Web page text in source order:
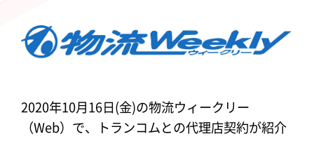
2020年10月16日(金)の物流ウィークリー
（Web）で、トランコムとの代理店契約が紹介